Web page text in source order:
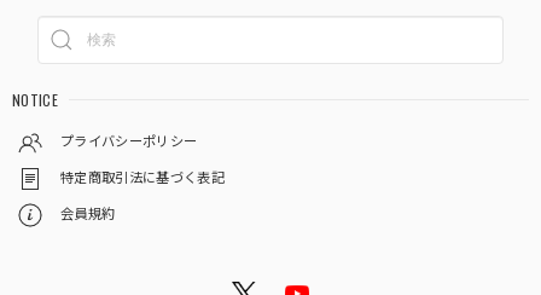
NOTICE
プライバシーポリシー
特定商取引法に基づく表記
会員規約